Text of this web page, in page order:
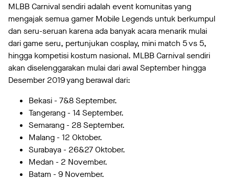
MLBB Carnival sendiri adalah event komunitas yang
mengajak semua gamer Mobile Legends untuk berkumpul
dan seru-seruan karena ada banyak acara menarik mulai
dari game seru, pertunjukan cosplay, mini match 5 vs 5,
hingga kompetisi kostum nasional. MLBB Carnival sendiri
akan diselenggarakan mulai dari awal September hingga
Desember 2019 yang berawal dari:
Bekasi - 7&8 September.
Tangerang - 14 September.
Semarang - 28 September.
Malang - 12 Oktober.
Surabaya - 26&27 Oktober.
Medan - 2 November.
Batam - 9 November.